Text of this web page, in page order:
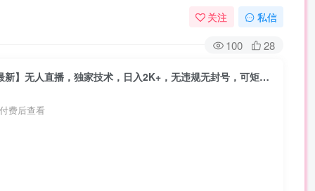
关注 私信
100 28
（17300期）淘宝【最新】无人直播，独家技术，日入2K+，无违规无封号，可矩阵，长期稳定
费后查看